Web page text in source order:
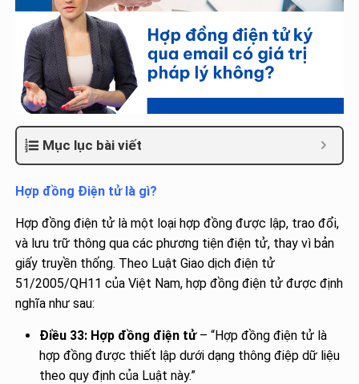
Mục lục bài viết
Hợp đồng Điện tử là gì?
Hợp đồng điện tử là một loại hợp đồng được lập, trao đổi,
và lưu trữ thông qua các phương tiện điện tử, thay vì bản
giấy truyền thống. Theo Luật Giao dịch điện tử
51/2005/QH11 của Việt Nam, hợp đồng điện tử được định
nghĩa như sau:
Điều 33: Hợp đồng điện tử– “Hợp đồng điện tử là
hợp đồng được thiết lập dưới dạng thông điệp dữ liệu
theo quy định của Luật này.”